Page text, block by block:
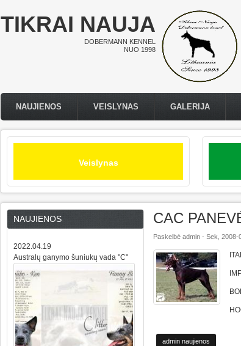
TIKRAI NAUJA
DOBERMANN KENNEL
NUO 1998
Pagrindinis meniu
NAUJIENOS VEISLYNAS GALERIJA
Veislynas
CAC
Paskelbė admin - Sek, 2008-
admin naujienos
NAUJIENOS
2022.04.19
Australų ganymo šuniukų vada "C"